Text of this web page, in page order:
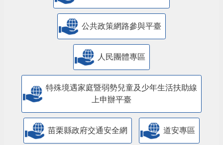
公共政策網路參與平臺
人民團體專區
特殊境遇家庭暨弱勢兒童及少年生活扶助線
上申辦平臺
苗栗縣政府交通安全網 道安專區